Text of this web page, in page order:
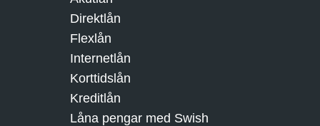
Direktlån
Flexlån
Internetlån
Korttidslån
Kreditlån
Låna pengar med Swish